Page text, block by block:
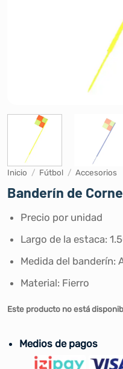
Inicio / Fútbol / Accesorios
Banderín de
Precio por unidad
Largo de la estaca:
Medida del banderín:
Material: Fierro
Este producto no está
Medios de pagos